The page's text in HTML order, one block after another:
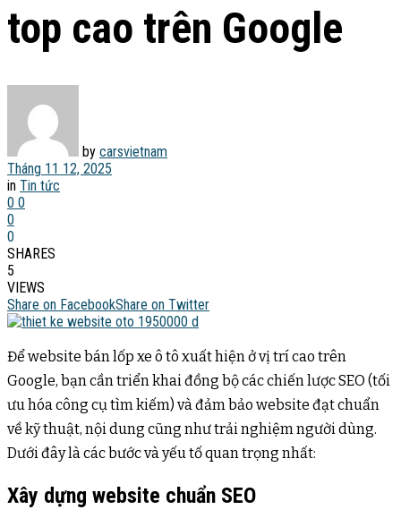
top cao trên Google
by carsvietnam
Tháng 11 12, 2025
in Tin tức
0 0
0
0
SHARES
5
VIEWS
Share on FacebookShare on Twitter
Để website bán lốp xe ô tô xuất hiện ở vị trí cao trên
Google, bạn cần triển khai đồng bộ các chiến lược SEO (tối
ưu hóa công cụ tìm kiếm) và đảm bảo website đạt chuẩn
về kỹ thuật, nội dung cũng như trải nghiệm người dùng.
Dưới đây là các bước và yếu tố quan trọng nhất:
Xây dựng website chuẩn SEO